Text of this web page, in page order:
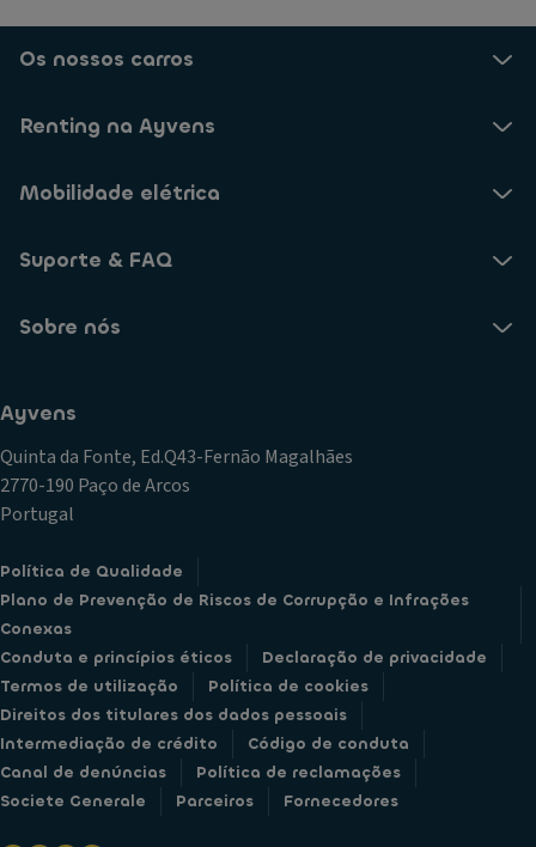
Os nossos carros
Renting na Ayvens
Mobilidade elétrica
Suporte & FAQ
Sobre nós
Ayvens
Quinta da Fonte, Ed.Q43-Fernão Magalhães
2770-190 Paço de Arcos
Portugal
Política de Qualidade
Plano de Prevenção de Riscos de Corrupção e Infrações
Conexas
Conduta e princípios éticos
Declaração de privacidade
Termos de utilização
Política de cookies
Direitos dos titulares dos dados pessoais
Intermediação de crédito
Código de conduta
Canal de denúncias
Política de reclamações
Societe Generale
Parceiros Fornecedores